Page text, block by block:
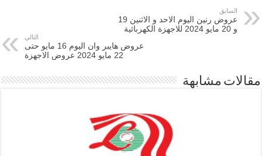
السابق
عروض رنين اليوم الاحد و الاثنين 19
و 20 مايو 2024 للاجهزة الكهربائية
التالي
عروض هايبر وان اليوم 16 مايو حتى
22 مايو 2024 عروض الاجهزة
مقالات مشابهة